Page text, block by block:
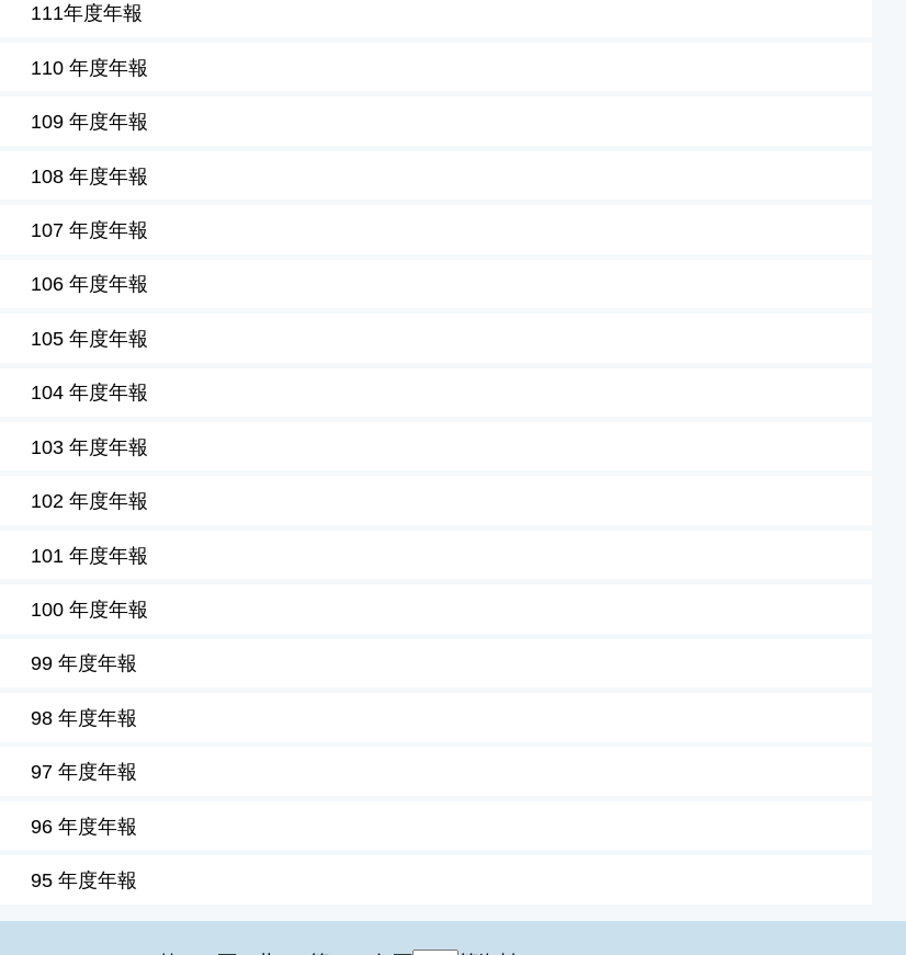
111年度年報
110 年度年報
109 年度年報
108 年度年報
107 年度年報
106 年度年報
105 年度年報
104 年度年報
103 年度年報
102 年度年報
101 年度年報
100 年度年報
99 年度年報
98 年度年報
97 年度年報
96 年度年報
95 年度年報